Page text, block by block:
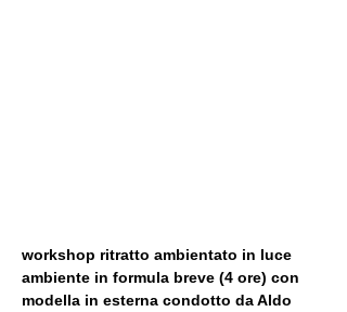
workshop ritratto ambientato in luce
ambiente in formula breve (4 ore) con
modella in esterna condotto da Aldo